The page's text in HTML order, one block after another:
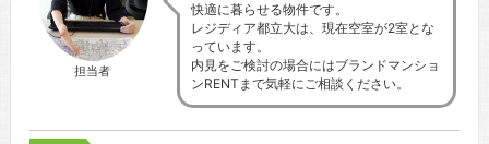
担当者
快適に暮らせる物件です。
レジディア都立大は、現在空室が2室とな
っています。
内見をご検討の場合にはブランドマンショ
ンRENTまで気軽にご相談ください。